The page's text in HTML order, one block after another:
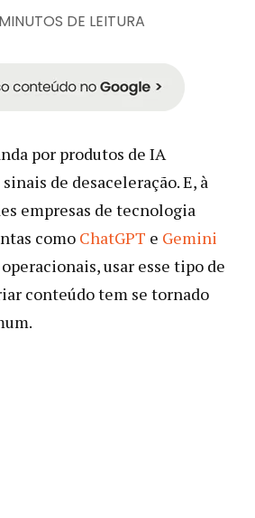
DE LEITURA
por produtos de IA
de desaceleração. E, à
empresas de tecnologia
como ChatGPT e Gemini
usar esse tipo de
conteúdo tem se tornado